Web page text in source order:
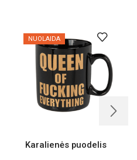
NUOLAIDA
Karalienės puodelis